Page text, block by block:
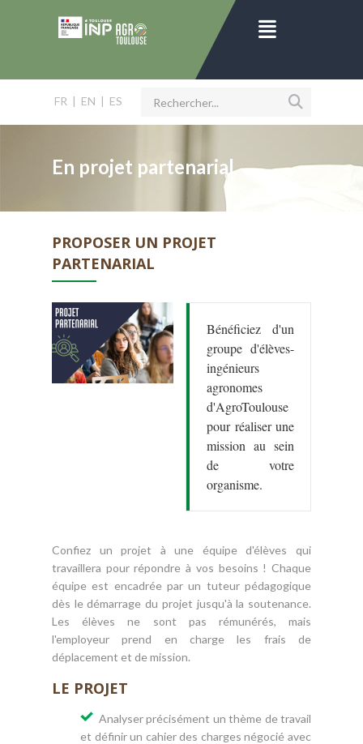
FR | EN | ES
En projet partenarial
PROPOSER UN PROJET
PARTENARIAL
Bénéficiez d'un
groupe d'élèves-
ingénieurs
agronomes
d'AgroToulouse
pour réaliser une
mission au sein
de votre
organisme.
Confiez un projet à une équipe d'élèves qui
travaillera pour répondre à vos besoins ! Chaque
équipe est encadrée par un tuteur pédagogique
dès le démarrage du projet jusqu'à la soutenance.
Les élèves ne sont pas rémunérés, mais
l'employeur prend en charge les frais de
déplacement et de mission.
LE PROJET
Analyser précisément un thème de travail
et définir un cahier des charges négocié avec